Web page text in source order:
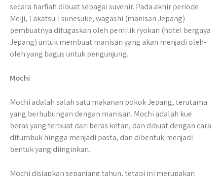
secara harfiah dibuat sebagai suvenir. Pada akhir periode
Meiji, Takatsu Tsunesuke, wagashi (manisan Jepang)
pembuatnya ditugaskan oleh pemilik ryokan (hotel bergaya
Jepang) untuk membuat manisan yang akan menjadi oleh-
oleh yang bagus untuk pengunjung.
Mochi
Mochi adalah salah satu makanan pokok Jepang, terutama
yang berhubungan dengan manisan. Mochi adalah kue
beras yang terbuat dari beras ketan, dan dibuat dengan cara
ditumbuk hingga menjadi pasta, dan dibentuk menjadi
bentuk yang diinginkan.
Mochi disiapkan sepanjang tahun, tetapi ini merupakan